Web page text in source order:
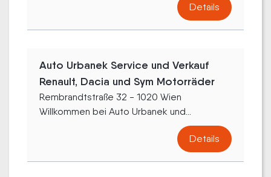
Details
Auto Urbanek Service und Verkauf
Renault, Dacia und Sym Motorräder
Rembrandtstraße 32 - 1020 Wien
Willkommen bei Auto Urbanek und...
Details